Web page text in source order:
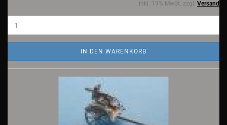
inkl. 19% MwSt. zzgl. Versand
IN DEN WARENKORB